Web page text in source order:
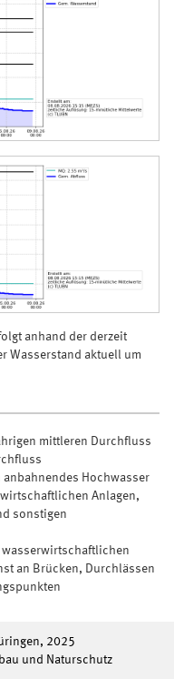
anhand der derzeit
Wasserstand aktuell um
mittleren Durchfluss
Hochwasser
Anlagen,
sonstigen
an Brücken, Durchlässen
2025
und Naturschutz